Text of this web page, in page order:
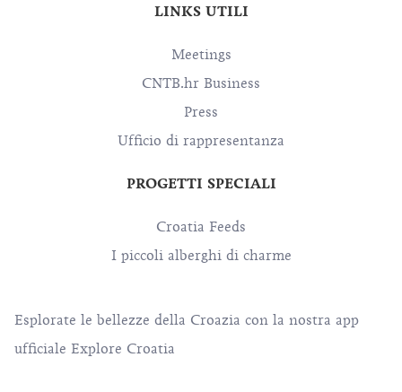
LINKS UTILI
Meetings
CNTB.hr Business
Press
Ufficio di rappresentanza
PROGETTI SPECIALI
Croatia Feeds
I piccoli alberghi di charme
Esplorate le bellezze della Croazia con la nostra app
ufficiale Explore Croatia